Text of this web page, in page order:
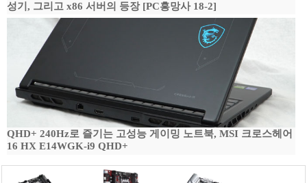
성기, 그리고 x86 서버의 등장 [PC흥망사 18-2]
QHD+ 240Hz로 즐기는 고성능 게이밍 노트북, MSI 크로스헤어
16 HX E14WGK-i9 QHD+